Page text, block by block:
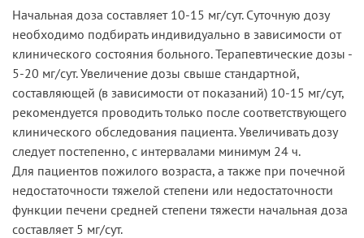
Начальная доза составляет 10-15 мг/сут. Суточную дозу
необходимо подбирать индивидуально в зависимости от
клинического состояния больного. Терапевтические дозы -
5-20 мг/сут. Увеличение дозы свыше стандартной,
составляющей (в зависимости от показаний) 10-15 мг/сут,
рекомендуется проводить только после соответствующего
клинического обследования пациента. Увеличивать дозу
следует постепенно, с интервалами минимум 24 ч.
Для пациентов пожилого возраста, а также при почечной
недостаточности тяжелой степени или недостаточности
функции печени средней степени тяжести начальная доза
составляет 5 мг/сут.